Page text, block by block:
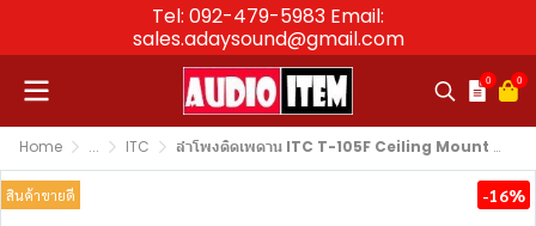
Tel: 092-479-5983 Email:
sales.adaysound@gmail.com
0 0
Home ... ITC ลำโพงติดเพดาน ITC T-105F Ceiling Mount Speaker 6W (5")
สินค้าขายดี -16%